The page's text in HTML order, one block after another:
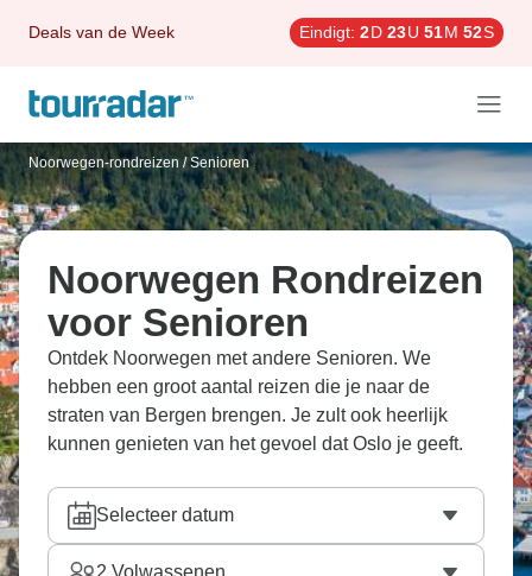
Deals van de Week Eindigt: 2D 23U 51M 51S
Noorwegen-rondreizen / Senioren
Noorwegen Rondreizen
voor Senioren
Ontdek Noorwegen met andere Senioren. We
hebben een groot aantal reizen die je naar de
straten van Bergen brengen. Je zult ook heerlijk
kunnen genieten van het gevoel dat Oslo je geeft.
Selecteer datum
2 Volwassenen